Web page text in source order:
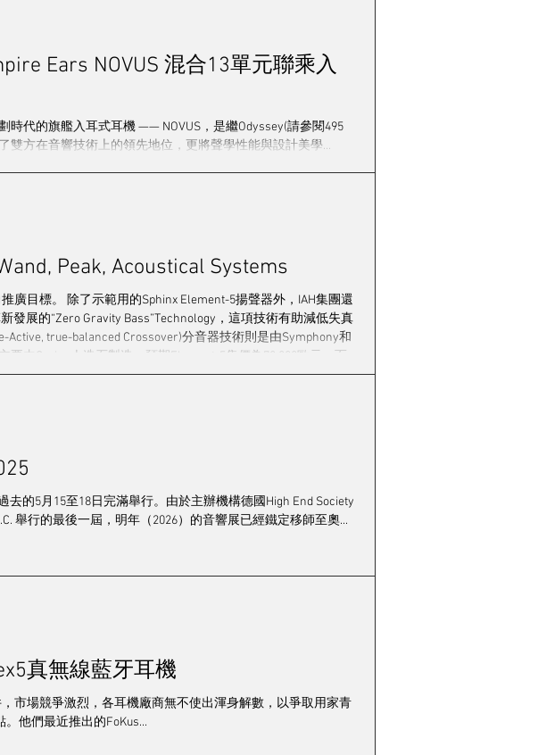
Ears NOVUS 混合13單元聯乘入
時代的旗艦入耳式耳機 —— NOVUS，是繼Odyssey(請參閱495
方在音響技術上的領先地位，更將聲學性能與設計美學...
Peak, Acoustical Systems
廣目標。 除了示範用的Sphinx Element-5揚聲器外，IAH集團還
展的“Zero Gravity Bass”Technology，這項技術有助減低失真
true-balanced Crossover)分音器技術則是由Symphony和
由Corian人造石製造，預期Element-5售價為70,000歐元，而
1877Phono生產而由Helmut Thiele設計的Crossbow TZ-1的
的5月15至18日完滿舉行。由於主辦機構德國High End Society
舉行的最後一屆，明年（2026）的音響展已經鐵定移師至奧...
真無線藍牙耳機
市場競爭激烈，各耳機廠商無不使出渾身解數，以爭取用家青
他們最近推出的FoKus...